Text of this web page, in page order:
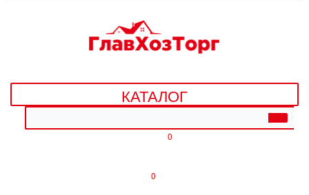
ДАЧА, САД И ОГОРОД
ДЕТСКИЕ ТОВАРЫ
КАТАЛОГ
0
0